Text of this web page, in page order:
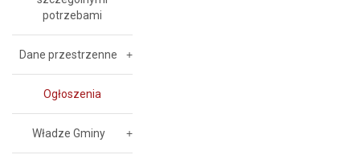
potrzebami
Dane przestrzenne
Ogłoszenia
Władze Gminy